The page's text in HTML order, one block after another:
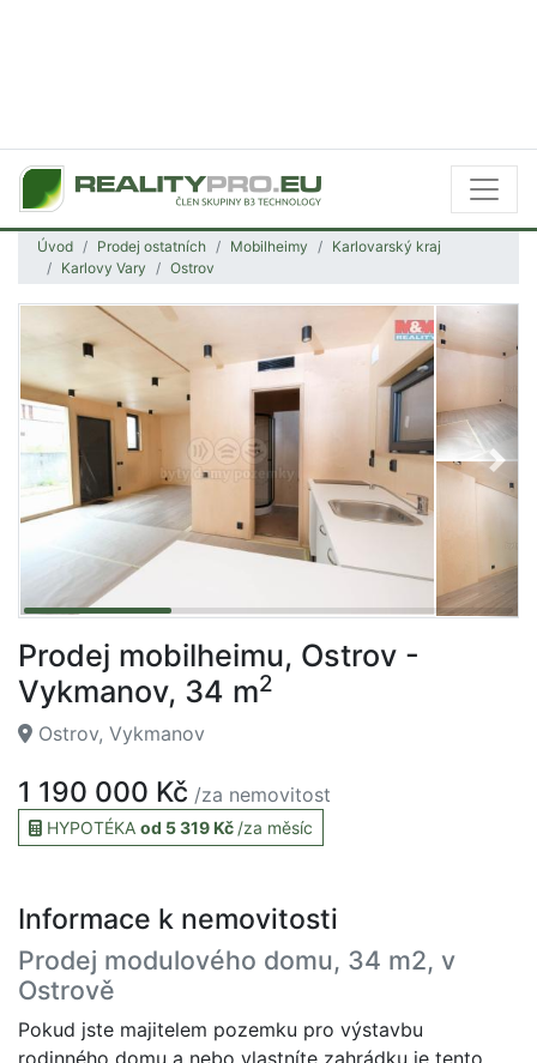
Úvod Prodej ostatních Mobilheimy
Karlovarský kraj
Karlovy Vary
Ostrov
Prodej mobilheimu, Ostrov -
Vykmanov, 34 m2
Ostrov, Vykmanov
1 190 000 Kč /za nemovitost
HYPOTÉKA od 5 319 Kč /za měsíc
Informace k nemovitosti
Prodej modulového domu, 34 m2, v
Ostrově
Pokud jste majitelem pozemku pro výstavbu
rodinného domu a nebo vlastníte zahrádku je tento